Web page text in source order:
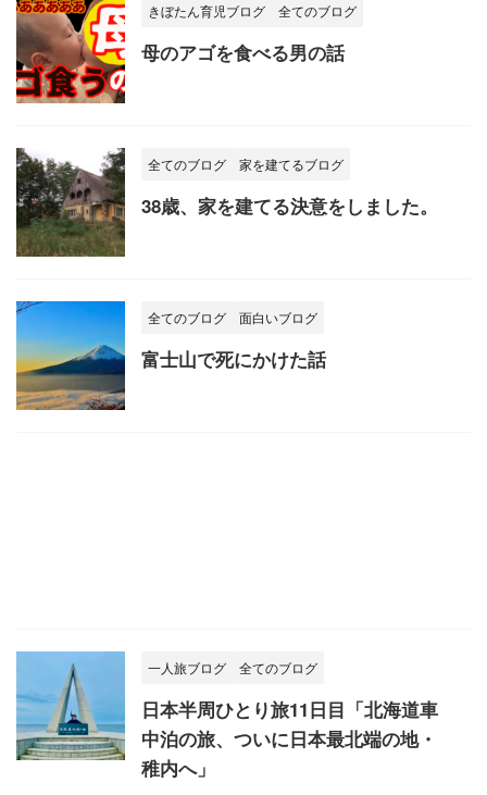
きぼたん育児ブログ 全てのブログ
母のアゴを食べる男の話
全てのブログ 家を建てるブログ
38歳、家を建てる決意をしました。
全てのブログ 面白いブログ
富士山で死にかけた話
一人旅ブログ 全てのブログ
日本半周ひとり旅11日目「北海道車
中泊の旅、ついに日本最北端の地・
稚内へ」